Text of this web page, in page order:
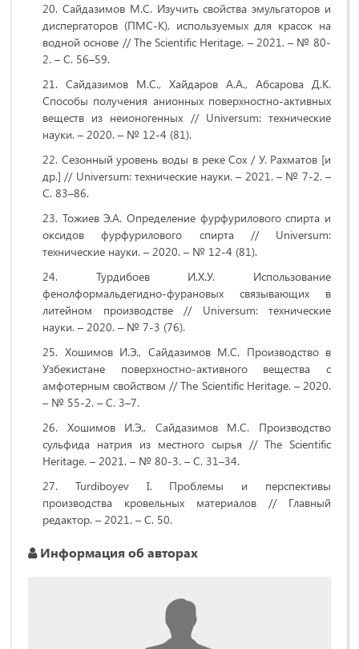
Сайдазимов М.С. Изучить свойства эмульгаторов и
диспергаторов (ПМС-К), используемых для красок на
водной основе // The Scientific Heritage. – 2021. – № 80-
2. – С. 56–59.
Сайдазимов М.С., Хайдаров А.А., Абсарова Д.К.
Способы получения анионных поверхностно-активных
веществ из неионогенных // Universum: технические
науки. – 2020. – № 12-4 (81).
Сезонный уровень воды в реке Сох / У. Рахматов [и
др.] // Universum: технические науки. – 2021. – № 7-2. –
С. 83–86.
Тожиев Э.А. Определение фурфурилового спирта и
оксидов фурфурилового спирта // Universum:
технические науки. – 2020. – № 12-4 (81).
Турдибоев И.Х.У. Использование
фенолформальдегидно-фурановых связывающих в
литейном производстве // Universum: технические
науки. – 2020. – № 7-3 (76).
Хошимов И.Э., Сайдазимов М.С. Производство в
Узбекистане поверхностно-активного вещества с
амфотерным свойством // The Scientific Heritage. – 2020.
– № 55-2. – С. 3–7.
Хошимов И.Э., Сайдазимов М.С. Производство
сульфида натрия из местного сырья // The Scientific
Heritage. – 2021. – № 80-3. – С. 31–34.
Turdiboyev I. Проблемы и перспективы
производства кровельных материалов // Главный
редактор. – 2021. – С. 50.
Информация об авторах